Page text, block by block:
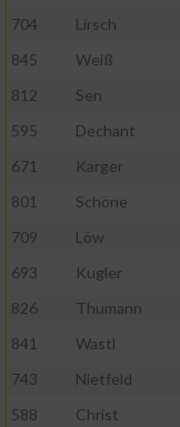
704
Lirsch
845
Weiß
812
Sen
595
Dechant
671
Karger
801
Schöne
709
Löw
693
Kugler
826
Thumann
841
Wastl
743
Nietfeld
588
Christ